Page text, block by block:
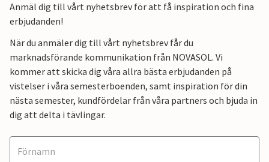
Anmäl dig till vårt nyhetsbrev för att få inspiration och fina
erbjudanden!
När du anmäler dig till vårt nyhetsbrev får du
marknadsförande kommunikation från NOVASOL. Vi
kommer att skicka dig våra allra bästa erbjudanden på
vistelser i våra semesterboenden, samt inspiration för din
nästa semester, kundfördelar från våra partners och bjuda in
dig att delta i tävlingar.